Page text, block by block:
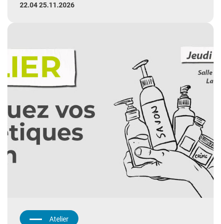
22.04 25.11.2026
Atelier